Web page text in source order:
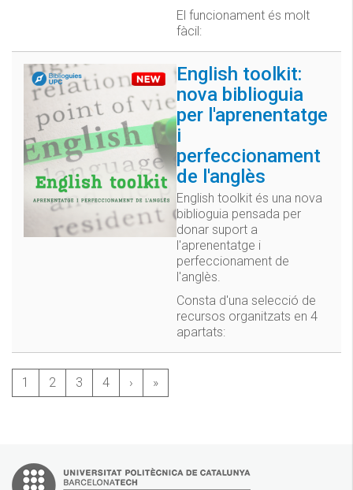
El funcionament és molt
fàcil:
English toolkit:
nova biblioguia
per l'aprenentatge
i
perfeccionament
de l'anglès
English toolkit és una nova
biblioguia pensada per
donar suport a
l'aprenentatge i
perfeccionament de
l'anglès.
Consta d'una selecció de
recursos organitzats en 4
apartats:
1 2 3 4 › »